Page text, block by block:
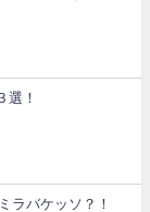
選！
ラバケッソ？！